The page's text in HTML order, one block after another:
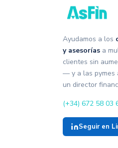
Ayudamos a los
y asesorías a
clientes sin
— y a las pymes
un director
(+34) 672 58 03
Seguir en